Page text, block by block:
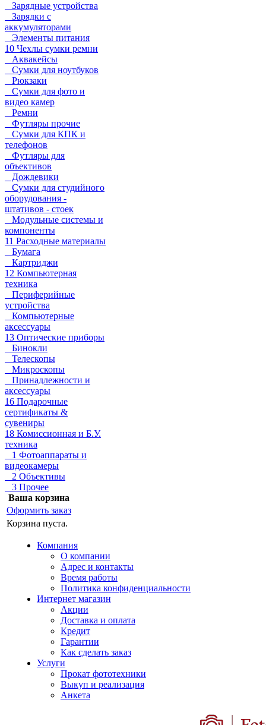
Зарядные устройства
Зарядки с
аккумуляторами
Элементы питания
10 Чехлы сумки ремни
Аквакейсы
Сумки для ноутбуков
Рюкзаки
Сумки для фото и
видео камер
Ремни
Футляры прочие
Сумки для КПК и
телефонов
Футляры для
объективов
Дождевики
Сумки для студийного
оборудования -
штативов - стоек
Модульные системы и
компоненты
11 Расходные материалы
Бумага
Картриджи
12 Компьютерная
техника
Периферийные
устройства
Компьютерные
аксессуары
13 Оптические приборы
Бинокли
Телескопы
Микроскопы
Принадлежности и
аксессуары
16 Подарочные
сертификаты &
сувениры
18 Комиссионная и Б.У.
техника
1 Фотоаппараты и
видеокамеры
2 Объективы
3 Прочее
Ваша корзина
Оформить заказ
Корзина пуста.
Компания
О компании
Адрес и контакты
Время работы
Политика конфиденциальности
Интернет магазин
Акции
Доставка и оплата
Кредит
Гарантии
Как сделать заказ
Услуги
Прокат фототехники
Выкуп и реализация
Анкета